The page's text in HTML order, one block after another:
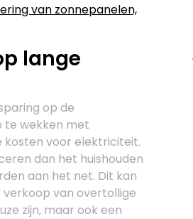
van zonnepanelen,
lange
op de
te wekken met
kosten voor elektriciteit.
dan het huishouden
aan het net. Dit kan
van overtollige
zijn, maar ook een